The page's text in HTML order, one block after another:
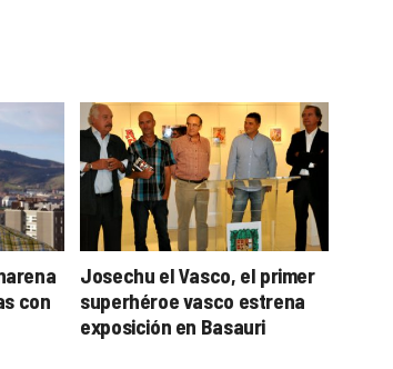
con
Josechu el Vasco, el primer
superhéroe vasco estrena
exposición en Basauri